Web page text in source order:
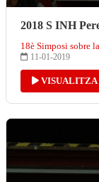
2018 S INH
18è Simposi sobre
11-01-2019
VISUALITZA